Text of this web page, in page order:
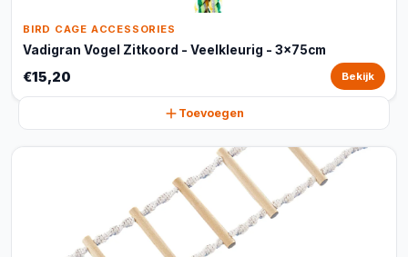
BIRD CAGE ACCESSORIES
Vadigran Vogel Zitkoord - Veelkleurig - 3x75cm
€15,20 Bekijk
Toevoegen